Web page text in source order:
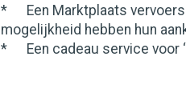
* Een Marktplaats
mogelijkheid hebben hun
* Een cadeau service voor